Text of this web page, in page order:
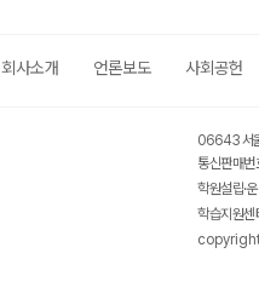
회사소개 언론보도 사회공헌
06643 서
통신판매
학원설립·
학습지원